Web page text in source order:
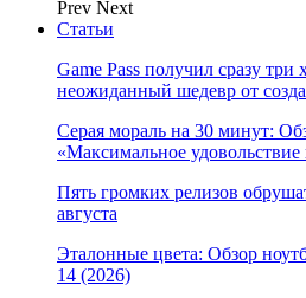
Prev Next
Статьи
Game Pass получил сразу
неожиданный шедевр от
Серая мораль на 30 минут:
«Максимальное
Пять громких релизов
августа
Эталонные цвета: Обзор
14 (2026)